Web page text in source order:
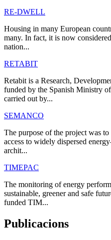
RE-DWELL
Housing in many European
many. In fact, it is now
nation...
RETABIT
Retabit is a Research,
funded by the Spanish Ministry
carried out by...
SEMANCO
The purpose of the project was
access to widely dispersed
archit...
TIMEPAC
The monitoring of energy
sustainable, greener and safe
funded TIM...
Publicacions